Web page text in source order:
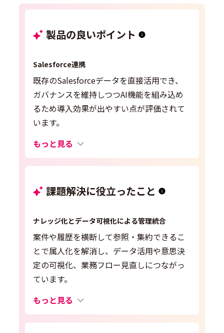
製品の良いポイント
Salesforce連携
既存のSalesforceデータを直接活用でき、
ガバナンスを維持しつつAI機能を組み込め
るため導入効果が出やすい点が評価されて
います。
もっと見る
課題解決に役立ったこと
ナレッジ化とデータ可視化による管理統合
案件や履歴を横断して参照・集約できるこ
とで属人化を解消し、データ活用や意思決
定の可視化、業務フロー見直しにつながっ
ています。
もっと見る